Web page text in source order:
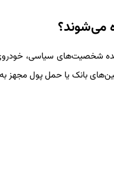
می‌شوند؟
شخصیت‌های سیاسی،
بانک یا حمل پول مجهز به